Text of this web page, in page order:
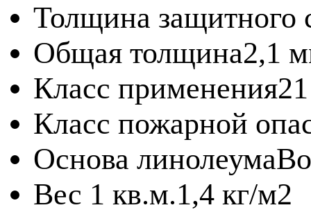
Толщина защитного
Общая толщина2,1
Класс применения21
Класс пожарной
Основа линолеума
Вес 1 кв.м.1,4 кг/м2